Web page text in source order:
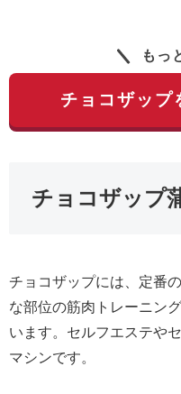
もっ
チョコザップ
チョコザップ
チョコザップには、定番
な部位の筋肉トレーニン
います。セルフエステや
マシンです。